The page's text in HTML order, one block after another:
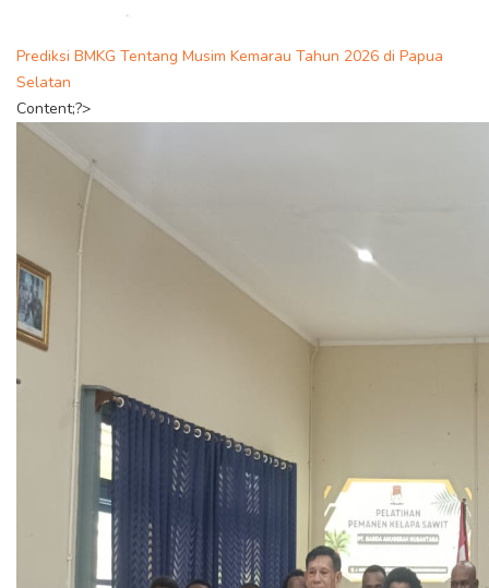
Prediksi BMKG Tentang Musim Kemarau Tahun 2026 di Papua
Selatan
Content;?>